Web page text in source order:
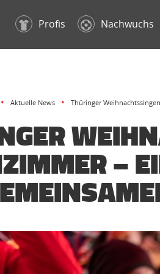
Profis Nachwuchs
Aktuelle News Thüringer
–